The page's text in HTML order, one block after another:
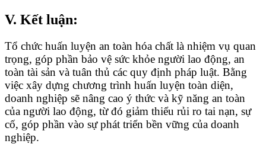
V. Kết luận:
Tổ chức huấn luyện an toàn hóa chất là nhiệm vụ quan
trọng, góp phần bảo vệ sức khỏe người lao động, an
toàn tài sản và tuân thủ các quy định pháp luật. Bằng
việc xây dựng chương trình huấn luyện toàn diện,
doanh nghiệp sẽ nâng cao ý thức và kỹ năng an toàn
của người lao động, từ đó giảm thiểu rủi ro tai nạn, sự
cố, góp phần vào sự phát triển bền vững của doanh
nghiệp.